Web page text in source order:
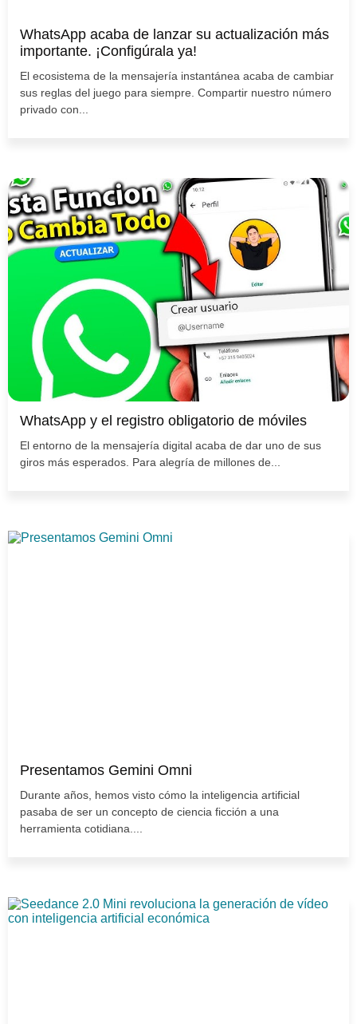
WhatsApp acaba de lanzar su actualización más
importante. ¡Configúrala ya!
El ecosistema de la mensajería instantánea acaba de cambiar
sus reglas del juego para siempre. Compartir nuestro número
privado con...
WhatsApp y el registro obligatorio de móviles
El entorno de la mensajería digital acaba de dar uno de sus
giros más esperados. Para alegría de millones de...
Presentamos Gemini Omni
Durante años, hemos visto cómo la inteligencia artificial
pasaba de ser un concepto de ciencia ficción a una
herramienta cotidiana....